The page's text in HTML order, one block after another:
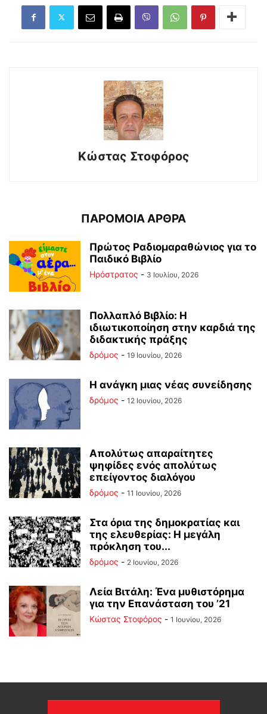
Κώστας Στοφόρος
ΠΑΡΟΜΟΙΑ ΑΡΘΡΑ
Πρώτος Ραδιομαραθώνιος για το
Παιδικό Βιβλίο
Ηρόστρατος - 3 Ιουλίου, 2026
Πολλαπλό Βιβλίο: Η
ιδιωτικοποίηση στην καρδιά της
διδακτικής πράξης
δρόμος - 19 Ιουνίου, 2026
Η ανάγκη μιας νέας συνείδησης
δρόμος - 12 Ιουνίου, 2026
Απολύτως απαραίτητες
ψηφίδες ενός απολύτως
επείγοντος διαλόγου
δρόμος - 11 Ιουνίου, 2026
Στα όρια της δημοκρατίας και
της ελευθερίας: Η μεγάλη
πρόκληση του...
δρόμος - 2 Ιουνίου, 2026
Λεία Βιτάλη: Ένα μυθιστόρημα
για την Επανάσταση του ’21
Κώστας Στοφόρος - 1 Ιουνίου, 2026